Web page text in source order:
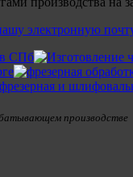
электронную
производстве